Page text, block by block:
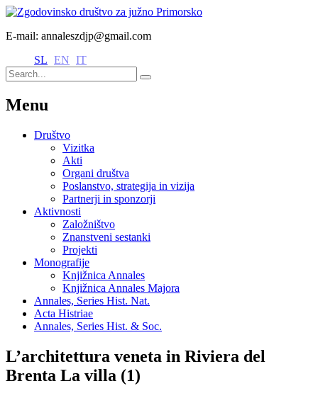
E-mail: annaleszdjp@gmail.com
SL EN IT
Menu
Društvo
Vizitka
Akti
Organi društva
Poslanstvo, strategija in vizija
Partnerji in sponzorji
Aktivnosti
Založništvo
Znanstveni sestanki
Projekti
Monografije
Knjižnica Annales
Knjižnica Annales Majora
Annales, Series Hist. Nat.
Acta Histriae
Annales, Series Hist. & Soc.
L’architettura veneta in Riviera del
Brenta La villa (1)